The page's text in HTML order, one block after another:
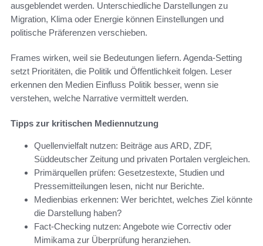
ausgeblendet werden. Unterschiedliche Darstellungen zu
Migration, Klima oder Energie können Einstellungen und
politische Präferenzen verschieben.
Frames wirken, weil sie Bedeutungen liefern. Agenda-Setting
setzt Prioritäten, die Politik und Öffentlichkeit folgen. Leser
erkennen den Medien Einfluss Politik besser, wenn sie
verstehen, welche Narrative vermittelt werden.
Tipps zur kritischen Mediennutzung
Quellenvielfalt nutzen: Beiträge aus ARD, ZDF,
Süddeutscher Zeitung und privaten Portalen vergleichen.
Primärquellen prüfen: Gesetzestexte, Studien und
Pressemitteilungen lesen, nicht nur Berichte.
Medienbias erkennen: Wer berichtet, welches Ziel könnte
die Darstellung haben?
Fact-Checking nutzen: Angebote wie Correctiv oder
Mimikama zur Überprüfung heranziehen.